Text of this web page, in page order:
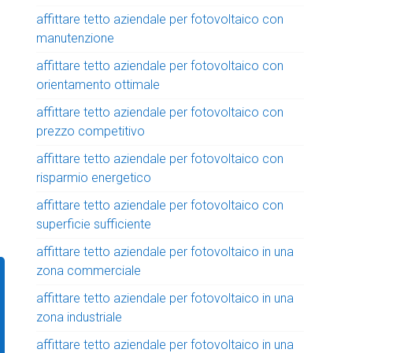
affittare tetto aziendale per fotovoltaico con
manutenzione
affittare tetto aziendale per fotovoltaico con
orientamento ottimale
affittare tetto aziendale per fotovoltaico con
prezzo competitivo
affittare tetto aziendale per fotovoltaico con
risparmio energetico
affittare tetto aziendale per fotovoltaico con
superficie sufficiente
affittare tetto aziendale per fotovoltaico in una
zona commerciale
affittare tetto aziendale per fotovoltaico in una
zona industriale
affittare tetto aziendale per fotovoltaico in una